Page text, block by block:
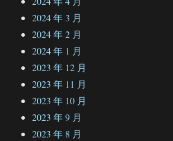
2024 年 3 月
2024 年 2 月
2024 年 1 月
2023 年 12 月
2023 年 11 月
2023 年 10 月
2023 年 9 月
2023 年 8 月